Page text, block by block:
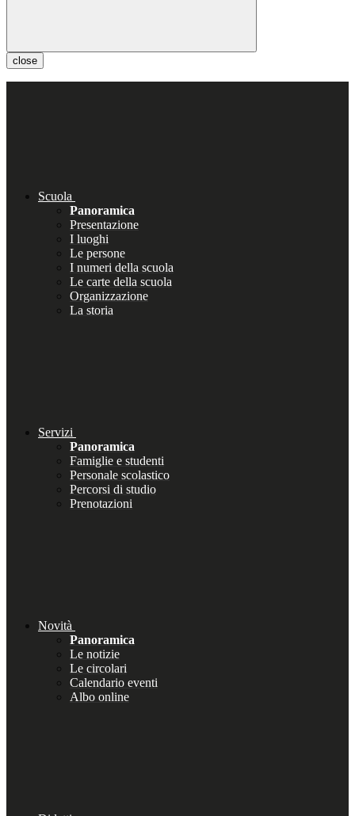
close
Scuola
Panoramica
Presentazione
I luoghi
Le persone
I numeri della scuola
Le carte della scuola
Organizzazione
La storia
Servizi
Panoramica
Famiglie e studenti
Personale scolastico
Percorsi di studio
Prenotazioni
Novità
Panoramica
Le notizie
Le circolari
Calendario eventi
Albo online